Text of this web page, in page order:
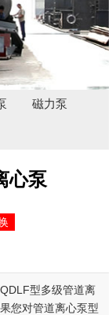
磁力泵
心泵
型多级管道离
您对管道离心泵型